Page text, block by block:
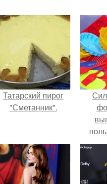
Татарский пирог
"Сметанник".